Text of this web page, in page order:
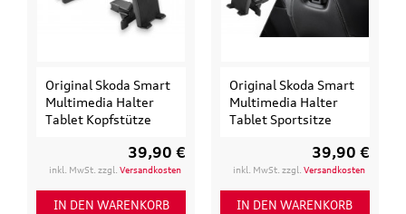
Original Skoda Smart
Multimedia Halter
Tablet Kopfstütze
39,90 €
inkl. MwSt. zzgl.Versandkosten
IN DEN WARENKORB
Original Skoda Smart
Multimedia Halter
Tablet Sportsitze
39,90 €
inkl. MwSt. zzgl. Versandkosten
IN DEN WARENKORB